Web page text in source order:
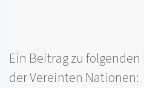
Ein Beitrag zu
der Vereinten Nationen: